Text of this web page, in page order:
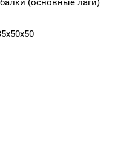
(основные лаги)